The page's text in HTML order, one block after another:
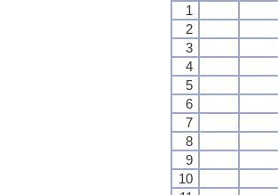
1
2
3
4
5
6
7
8
9
10